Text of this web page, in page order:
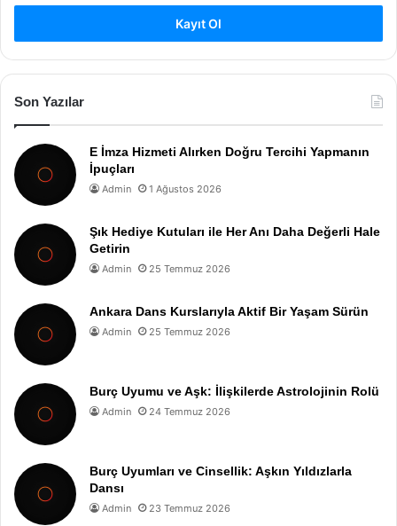
Kayıt Ol
Son Yazılar
E İmza Hizmeti Alırken Doğru Tercihi Yapmanın
İpuçları
Admin 1 Ağustos 2026
Şık Hediye Kutuları ile Her Anı Daha Değerli Hale
Getirin
Admin 25 Temmuz 2026
Ankara Dans Kurslarıyla Aktif Bir Yaşam Sürün
Admin 25 Temmuz 2026
Burç Uyumu ve Aşk: İlişkilerde Astrolojinin Rolü
Admin 24 Temmuz 2026
Burç Uyumları ve Cinsellik: Aşkın Yıldızlarla
Dansı
Admin 23 Temmuz 2026